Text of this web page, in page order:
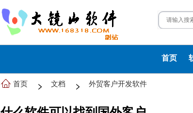
首页
首页 > 文档 > 外贸客户开发软件